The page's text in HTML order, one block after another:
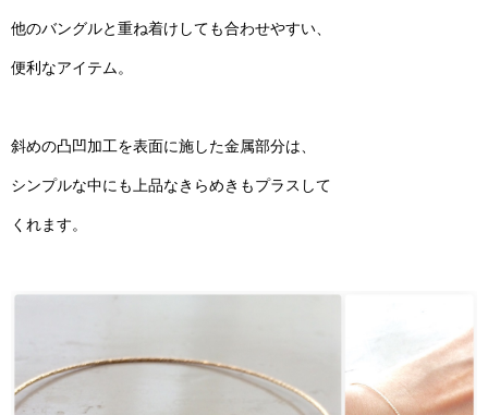
他のバングルと重ね着けしても合わせやすい、
便利なアイテム。
斜めの凸凹加工を表面に施した金属部分は、
シンプルな中にも上品なきらめきもプラスして
くれます。